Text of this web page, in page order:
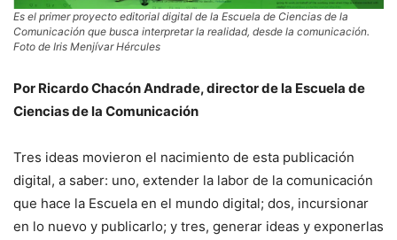
Es el primer proyecto editorial digital de la Escuela de Ciencias de la
Comunicación que busca interpretar la realidad, desde la comunicación.
Foto de Iris Menjívar Hércules
Por Ricardo Chacón Andrade, director de la Escuela de
Ciencias de la Comunicación
Tres ideas movieron el nacimiento de esta publicación
digital, a saber: uno, extender la labor de la comunicación
que hace la Escuela en el mundo digital; dos, incursionar
en lo nuevo y publicarlo; y tres, generar ideas y exponerlas